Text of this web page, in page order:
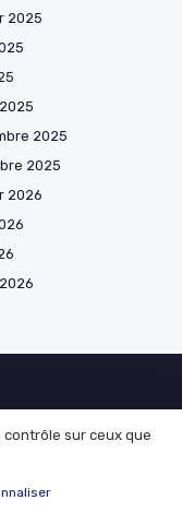
2025
2025
2025
2026
sur ceux que